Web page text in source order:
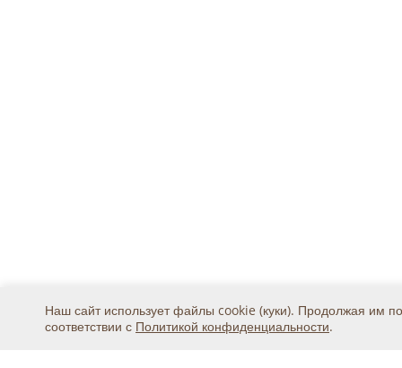
Наш сайт использует файлы cookie (куки). Продолжая им
соответствии с Политикой конфиденциальности.